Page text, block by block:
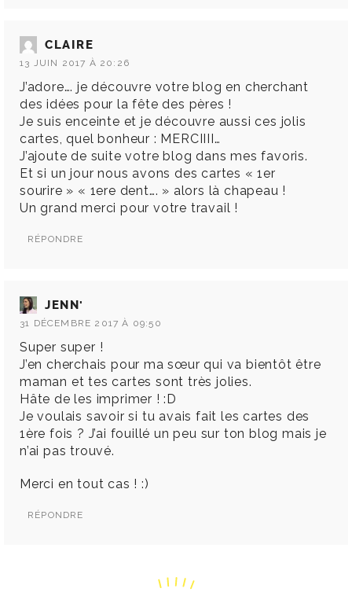
CLAIRE
13 JUIN 2017 À 20:26
J’adore…. je découvre votre blog en cherchant
des idées pour la fête des pères !
Je suis enceinte et je découvre aussi ces jolis
cartes, quel bonheur : MERCIIII…
J’ajoute de suite votre blog dans mes favoris.
Et si un jour nous avons des cartes « 1er
sourire » « 1ere dent…. » alors là chapeau !
Un grand merci pour votre travail !
RÉPONDRE
JENN'
31 DÉCEMBRE 2017 À 09:50
Super super !
J’en cherchais pour ma sœur qui va bientôt être
maman et tes cartes sont très jolies.
Hâte de les imprimer ! :D
Je voulais savoir si tu avais fait les cartes des
1ère fois ? J’ai fouillé un peu sur ton blog mais je
n’ai pas trouvé.
Merci en tout cas ! :)
RÉPONDRE